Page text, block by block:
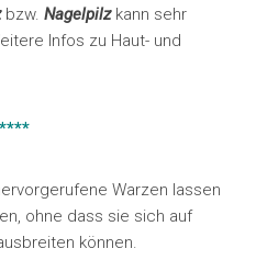
bzw. Nagelpilzkann sehr
Infos zu Haut- und
Warzen lassen
ohne dass sie sich auf
können.